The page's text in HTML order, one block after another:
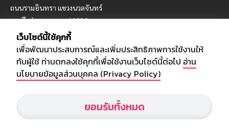
ถนนรามอินทรา แขวงนวลจันทร์
เขตบึงกุ่ม กรุงเทพฯ 10230
โทร : 02-5088-000
อีเมล์ : webmaster@siamsport.co.th
เว็บไซต์ : www.siamsport.co.th
เว็บไซต์นี้ใช้คุกกี้
เพื่อพัฒนาประสบการณ์และเพิ่มประสิทธิภาพการใช้งานให้
กับผู้ใช้ ท่านตกลงใช้คุกกี้เพื่อใช้งานเว็บไซต์นี้ต่อไป อ่าน
นโยบายข้อมูลส่วนบุคคล (Privacy Policy)
ยอมรับทั้งหมด